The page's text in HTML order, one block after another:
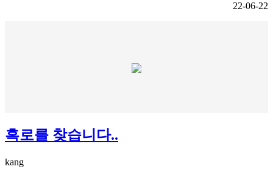
22-06-22
흑로를 찾습니다..
kang